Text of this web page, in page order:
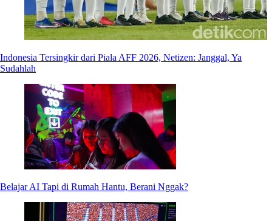
Indonesia Tersingkir dari Piala AFF 2026, Netizen: Janggal, Ya
Sudahlah
Belajar AI Tapi di Rumah Hantu, Berani Nggak?